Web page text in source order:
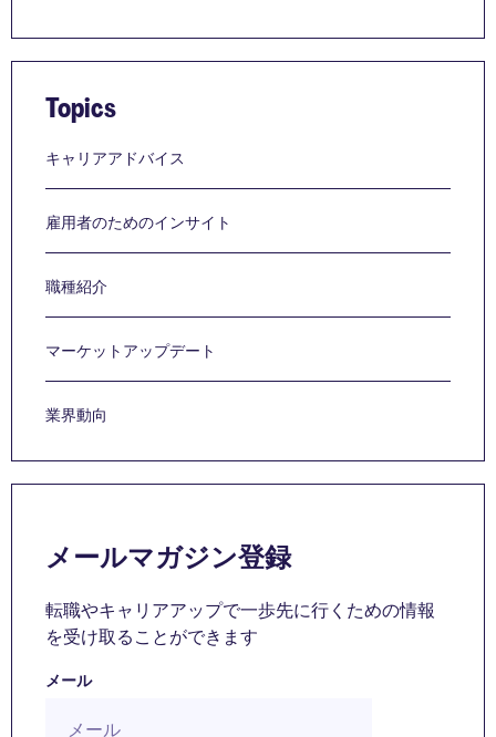
Topics
キャリアアドバイス
雇用者のためのインサイト
職種紹介
マーケットアップデート
業界動向
メールマガジン登録
転職やキャリアアップで一歩先に行くための情報
を受け取ることができます
メール